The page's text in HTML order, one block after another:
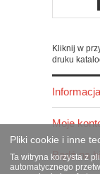
Kliknij w
druku
Informacja
Moje
Bądź na
Pliki cookie i inne
Ta witryna korzysta z
automatycznego